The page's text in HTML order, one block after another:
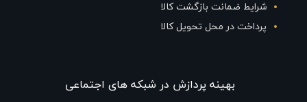
شرایط ضمانت بازگشت کالا
پرداخت در محل تحویل کالا
بهينه پردازش در شبکه های اجتماعی